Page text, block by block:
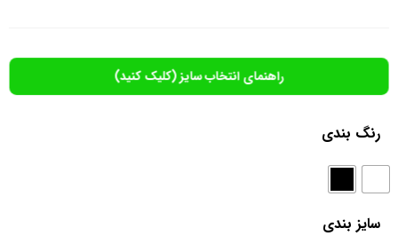
راهنمای انتخاب سایز (کلیک کنید)
رنگ بندی
سایز بندی